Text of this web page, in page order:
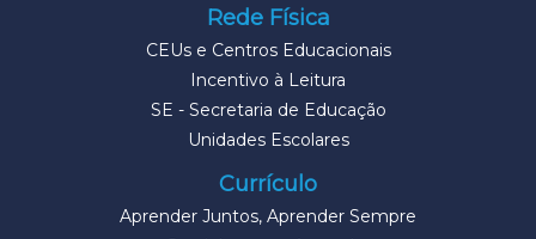
Rede Física
CEUs e Centros Educacionais
Incentivo à Leitura
SE - Secretaria de Educação
Unidades Escolares
Currículo
Aprender Juntos, Aprender Sempre